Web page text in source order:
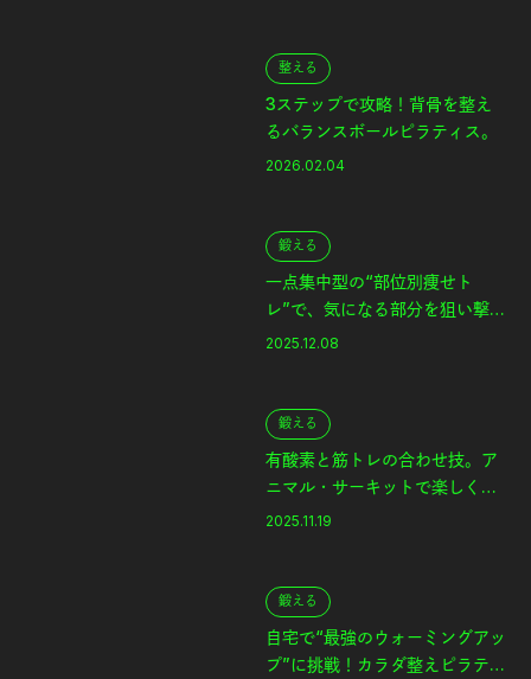
整える
3ステップで攻略！背骨を整え
るバランスボールピラティス。
2026.02.04
鍛える
一点集中型の“部位別痩せト
レ”で、気になる部分を狙い撃
ち。
2025.12.08
鍛える
有酸素と筋トレの合わせ技。ア
ニマル・サーキットで楽しくボ
ディメイク。
2025.11.19
鍛える
自宅で“最強のウォーミングアッ
プ”に挑戦！カラダ整えピラティ